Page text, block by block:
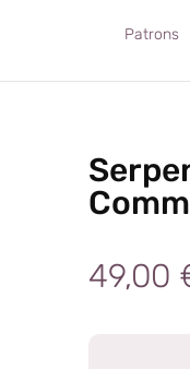
Patrons
49,00